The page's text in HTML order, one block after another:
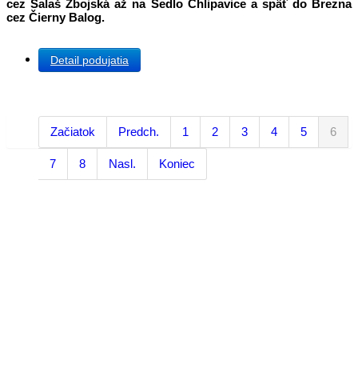
cez Salaš Zbojská až na Sedlo Chlipavice a späť do Brezna
cez Čierny Balog.
Detail podujatia
Začiatok Predch. 1 2 3 4 5 6
7 8 Nasl. Koniec